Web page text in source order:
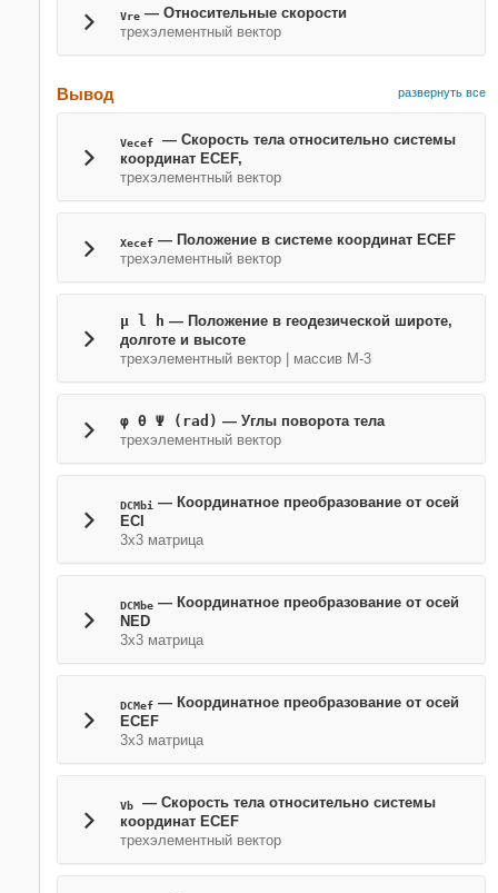
Vre — Относительные скорости
трехэлементный вектор
Вывод развернуть все
Vecef
— Скорость тела относительно системы
координат ECEF,
трехэлементный вектор
Xecef — Положение в системе координат ECEF
трехэлементный вектор
μ l h — Положение в геодезической широте,
долготе и высоте
трехэлементный вектор | массив M-3
φ θ Ψ (rad) — Углы поворота тела
трехэлементный вектор
DCMbi — Координатное преобразование от осей
ECI
3х3 матрица
DCMbe — Координатное преобразование от осей
NED
3х3 матрица
DCMef — Координатное преобразование от осей
ECEF
3х3 матрица
Vb
— Скорость тела относительно системы
координат ECEF
трехэлементный вектор